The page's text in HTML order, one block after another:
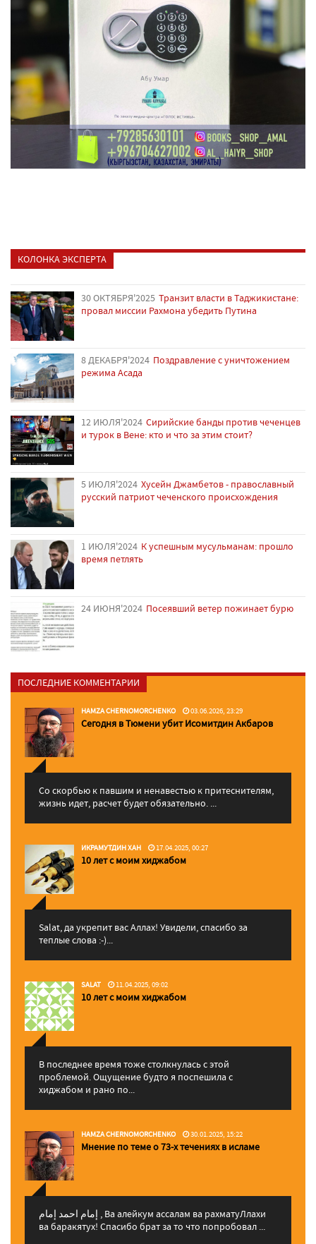
КОЛОНКА ЭКСПЕРТА
30 ОКТЯБРЯ'2025 Транзит власти в Таджикистане:
провал миссии Рахмона убедить Путина
8 ДЕКАБРЯ'2024 Поздравление с уничтожением
режима Асада
12 ИЮЛЯ'2024 Сирийские банды против чеченцев
и турок в Вене: кто и что за этим стоит?
5 ИЮЛЯ'2024 Хусейн Джамбетов - православный
русский патриот чеченского происхождения
1 ИЮЛЯ'2024 К успешным мусульманам: прошло
время петлять
24 ИЮНЯ'2024 Посеявший ветер пожинает бурю
ПОСЛЕДНИЕ КОММЕНТАРИИ
HAMZA CHERNOMORCHENKO 03.06.2026, 23:29
Сегодня в Тюмени убит Исомитдин Акбаров
Со скорбью к павшим и ненавестью к притеснителям,
жизнь идет, расчет будет обязательно. ...
ИКРАМУТДИН ХАН 17.04.2025, 00:27
10 лет с моим хиджабом
Salat, да укрепит вас Аллаx! Увидели, спасибо за
теплые слова :-)...
SALAT 11.04.2025, 09:02
10 лет с моим хиджабом
В последнее время тоже столкнулась с этой
проблемой. Ощущение будто я поспешила с
хиджабом и рано по...
HAMZA CHERNOMORCHENKO 30.01.2025, 15:22
Мнение по теме о 73-х течениях в исламе
إمام احمد إمام , Ва алейкум ассалам ва рахматуЛлахи
ва баракятух! Спасибо брат за то что попробовал ...